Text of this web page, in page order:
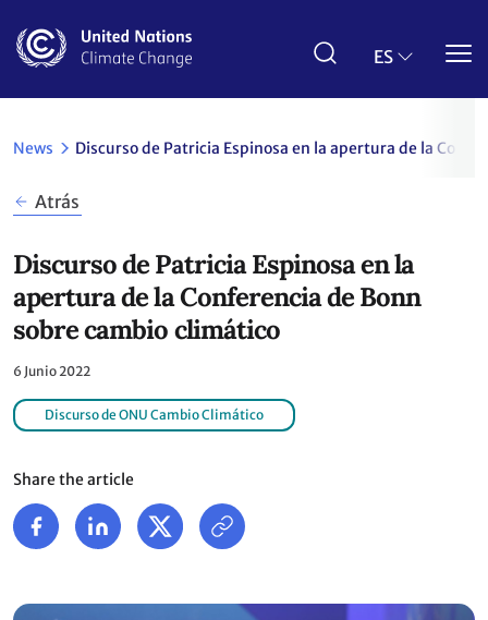
contenido
ES
News Discurso de Patricia Espinosa en la apertura de la
Atrás
Discurso de Patricia Espinosa en la
apertura de la Conferencia de Bonn
sobre cambio climático
6 Junio 2022
Discurso de ONU Cambio Climático
Share the article